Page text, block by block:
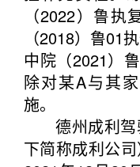
（2022）鲁
（2018）鲁01
中院（2021）
除对某A与其
施。
德州成利驾
下简称成利公